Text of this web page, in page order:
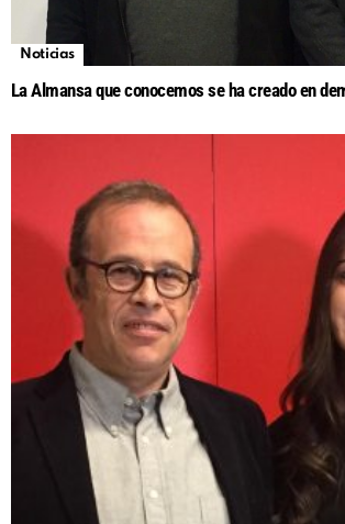
Noticias
La Almansa que conocemos se ha creado en